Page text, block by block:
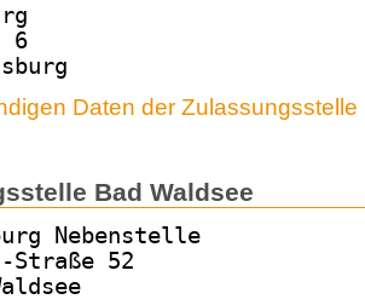
6
Daten der
Bad Waldsee
Nebenstelle
Straße 52